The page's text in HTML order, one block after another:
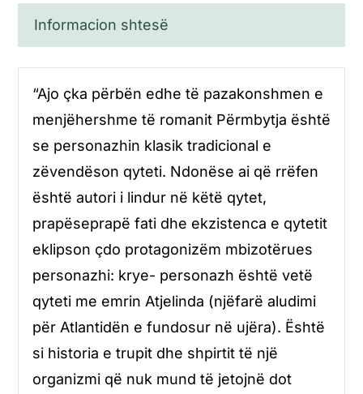
Informacion shtesë
“Ajo çka përbën edhe të pazakonshmen e
menjëhershme të romanit Përmbytja është
se personazhin klasik tradicional e
zëvendëson qyteti. Ndonëse ai që rrëfen
është autori i lindur në këtë qytet,
prapëseprapë fati dhe ekzistenca e qytetit
eklipson çdo protagonizëm mbizotërues
personazhi: krye- personazh është vetë
qyteti me emrin Atjelinda (njëfarë aludimi
për Atlantidën e fundosur në ujëra). Është
si historia e trupit dhe shpirtit të një
organizmi që nuk mund të jetojnë dot